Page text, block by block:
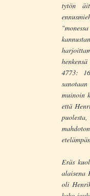
tytön
4773:
muinoin
että
Eräs
alaisena
oli